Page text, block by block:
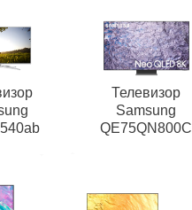
Телевизор
Samsung
QE75QN800C